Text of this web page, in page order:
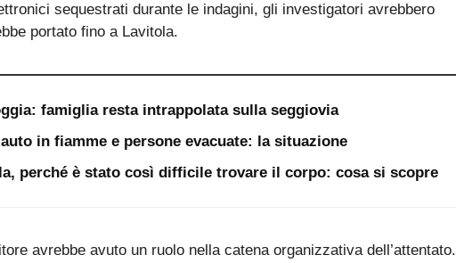
sequestrati durante le indagini, gli investigatori avrebbero
portato fino a Lavitola.
famiglia resta intrappolata sulla seggiovia
in fiamme e persone evacuate: la situazione
perché è stato così difficile trovare il corpo: cosa si scopre
avrebbe avuto un ruolo nella catena organizzativa dell’attentato.